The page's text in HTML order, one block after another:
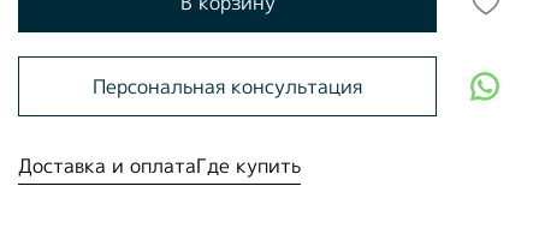
Персональная консультация
Доставка и оплатаГде купить